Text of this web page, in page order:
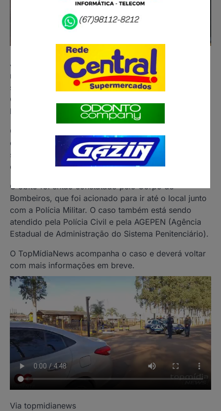
José Eduardo Amarilha Misiano da Silva, de 33 anos,
morreu ao ser executado no portão do regime
semiaberto do Presídio da Gameleira, em Campo
Grande. O crime aconteceu durante as primeiras
horas da manhã de hoje (11).
Conforme o apurado pela reportagem, a vítima saia
do presídio para trabalhar quando acabou sendo
surpreendido por homens armados, que estavam
dentro de um Fiat Siena branco.
O óbito foi então constatado pelo Corpo de
Bombeiros, que foi acionado para ir até o local junto
com a Polícia Militar. O caso também está sendo
atendido pela Polícia Civil e pela AGEPEN (Agência
Estadual de Administração do Sistema Penitenciário).
O TopMídiaNews acompanha o caso e deverá voltar
com mais informações em breve.
Via topmidianews